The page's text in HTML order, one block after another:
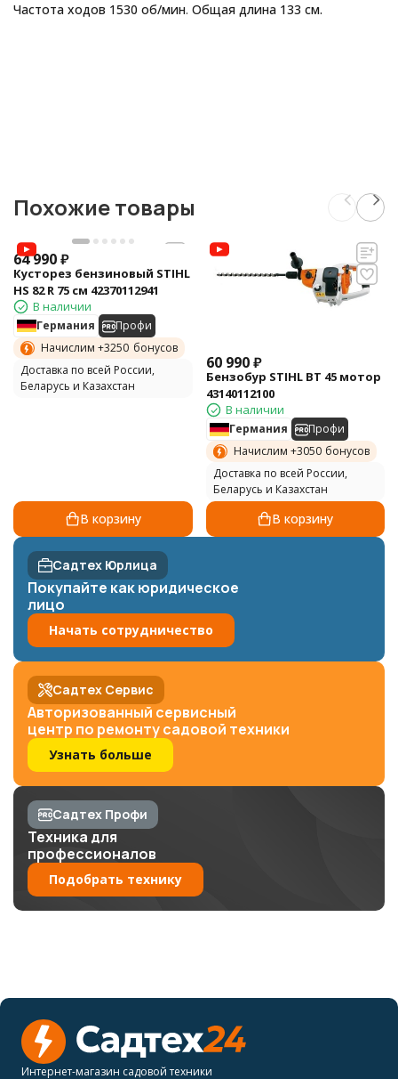
Частота ходов 1530 об/мин. Общая длина 133 см.
Похожие товары
64 990₽
Кусторез бензиновый STIHL
HS 82 R 75 см 42370112941
В наличии
Германия
Профи
Начислим +3250 бонусов
Доставка по всей России,
Беларусь и Казахстан
В корзину
60 990 ₽
Бензобур STIHL BT 45 мотор
43140112100
В наличии
Германия
Профи
Начислим +3050 бонусов
Доставка по всей России,
Беларусь и Казахстан
В корзину
Садтех Юрлица
Покупайте как юридическое
лицо
Начать сотрудничество
Садтех Сервис
Авторизованный сервисный
центр по ремонту садовой техники
Узнать больше
Садтех Профи
Техника для
профессионалов
Подобрать технику
Интернет-магазин садовой техники